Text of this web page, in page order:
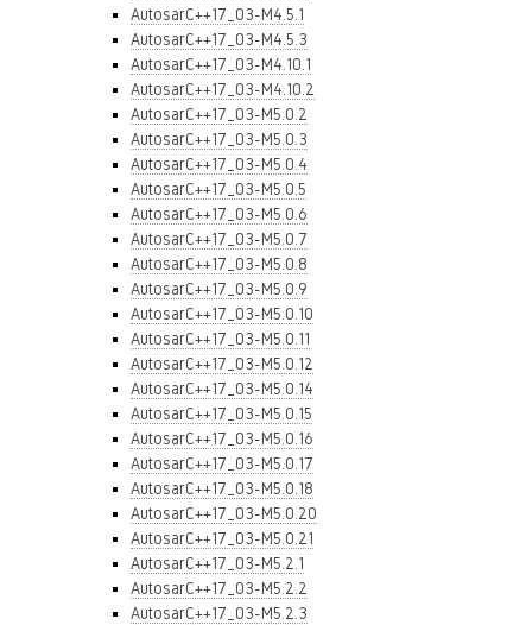
AutosarC++17_03-M4.5.1
AutosarC++17_03-M4.5.3
AutosarC++17_03-M4.10.1
AutosarC++17_03-M4.10.2
AutosarC++17_03-M5.0.2
AutosarC++17_03-M5.0.3
AutosarC++17_03-M5.0.4
AutosarC++17_03-M5.0.5
AutosarC++17_03-M5.0.6
AutosarC++17_03-M5.0.7
AutosarC++17_03-M5.0.8
AutosarC++17_03-M5.0.9
AutosarC++17_03-M5.0.10
AutosarC++17_03-M5.0.11
AutosarC++17_03-M5.0.12
AutosarC++17_03-M5.0.14
AutosarC++17_03-M5.0.15
AutosarC++17_03-M5.0.16
AutosarC++17_03-M5.0.17
AutosarC++17_03-M5.0.18
AutosarC++17_03-M5.0.20
AutosarC++17_03-M5.0.21
AutosarC++17_03-M5.2.1
AutosarC++17_03-M5.2.2
AutosarC++17_03-M5.2.3